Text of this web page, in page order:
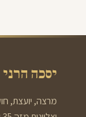
יסכה הרני
מרצה, יועצת,